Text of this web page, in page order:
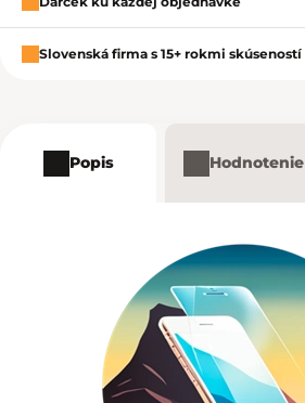
Slovenská firma s 15+ rokmi skúseností
Popis Hodnotenie